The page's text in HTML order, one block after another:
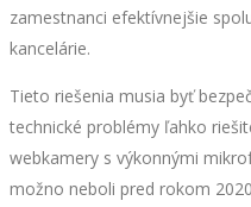
zamestnanci efektívnejšie
kancelárie.
Tieto riešenia musia byť
technické problémy ľahko
webkamery s výkonnými
možno neboli pred rokom